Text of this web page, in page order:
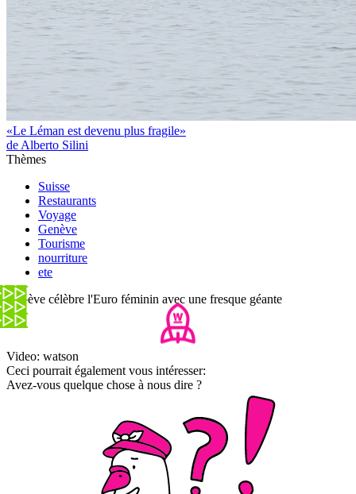
«Le Léman est devenu plus fragile»
de Alberto Silini
Thèmes
Suisse
Restaurants
Voyage
Genève
Tourisme
nourriture
ete
Genève célèbre l'Euro féminin avec une fresque géante
Video: watson
Ceci pourrait également vous intéresser:
Avez-vous quelque chose à nous dire ?